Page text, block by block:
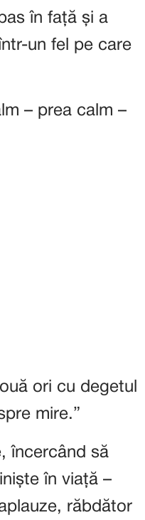
în față și a
un fel pe care
– prea calm –
ori cu degetul
mire.”
încercând să
în viață –
răbdător